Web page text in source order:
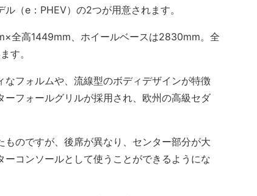
（e：PHEV）の2つが用意されます。
全高1449mm、ホイールベースは2830mm。全
す。
フォルムや、流線型のボディデザインが特徴
フォールグリルが採用され、欧州の高級セダ
のですが、後席が異なり、センター部分が大
コンソールとして使うことができるようにな